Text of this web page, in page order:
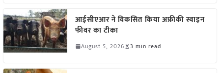
आईसीएआर ने विकसित किया अफ्रीकी स्वाइन
फीवर का टीका
August 5, 2026 3 min read